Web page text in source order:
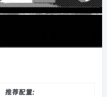
推荐配置: